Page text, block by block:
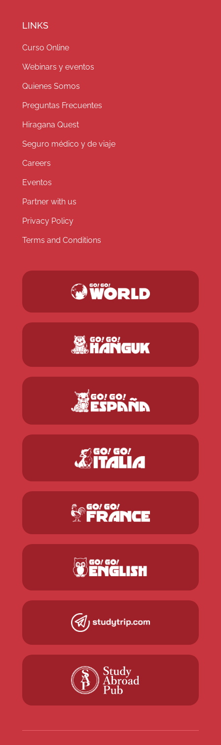
LINKS
Curso Online
Webinars y eventos
Quienes Somos
Preguntas Frecuentes
Hiragana Quest
Seguro médico y de viaje
Careers
Eventos
Partner with us
Privacy Policy
Terms and Conditions